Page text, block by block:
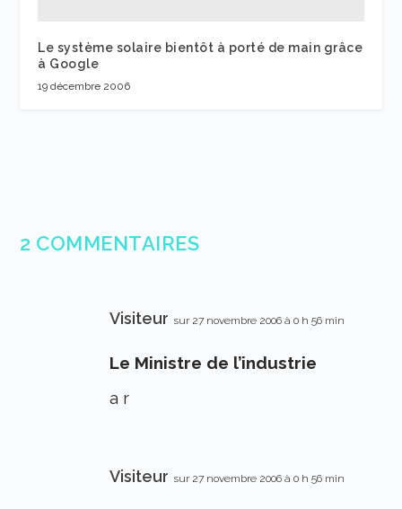
Le système solaire bientôt à porté de main grâce
à Google
19 décembre 2006
2 COMMENTAIRES
Visiteur sur 27 novembre 2006 à 0 h 56 min
Le Ministre de l’industrie
a r
Visiteur sur 27 novembre 2006 à 0 h 56 min